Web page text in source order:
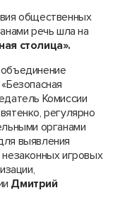
общественных
речь шла на
столица».
Комиссии
регулярно
органами
выявления
игровых
Дмитрий